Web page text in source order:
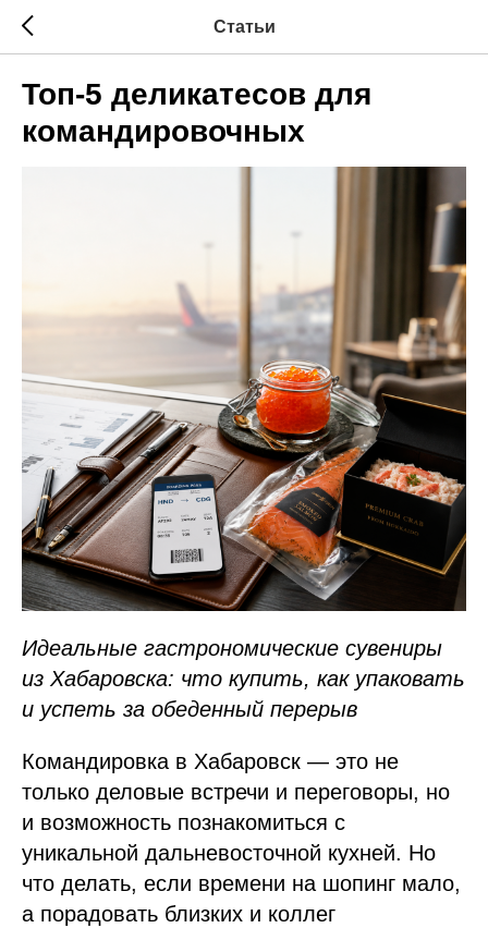
Статьи
Топ‑5 деликатесов для
командировочных
Идеальные гастрономические сувениры
из Хабаровска: что купить, как упаковать
и успеть за обеденный перерыв
Командировка в Хабаровск — это не
только деловые встречи и переговоры, но
и возможность познакомиться с
уникальной дальневосточной кухней. Но
что делать, если времени на шопинг мало,
а порадовать близких и коллег